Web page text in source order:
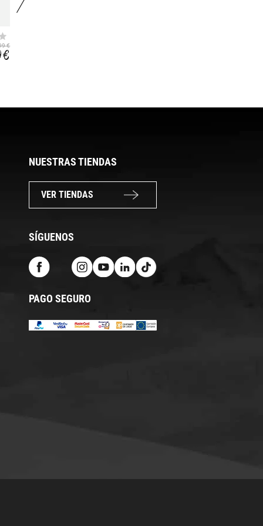
€
€
NUESTRAS TIENDAS
VER TIENDAS
SÍGUENOS
PAGO SEGURO